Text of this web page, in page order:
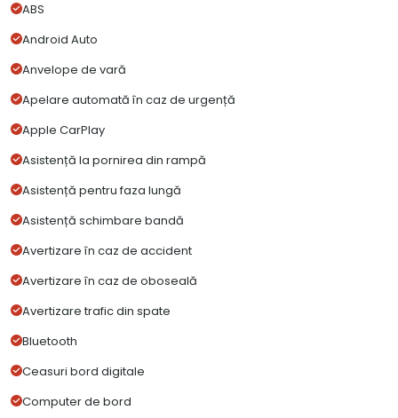
ABS
Android Auto
Anvelope de vară
Apelare automată în caz de urgență
Apple CarPlay
Asistență la pornirea din rampă
Asistență pentru faza lungă
Asistență schimbare bandă
Avertizare în caz de accident
Avertizare în caz de oboseală
Avertizare trafic din spate
Bluetooth
Ceasuri bord digitale
Computer de bord